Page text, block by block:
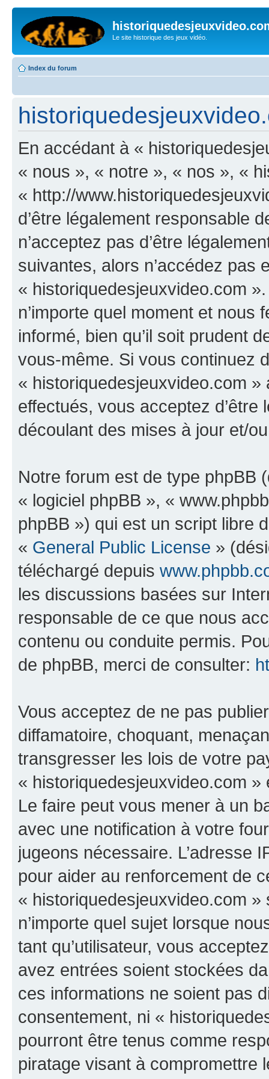
Le site historique des jeux vidéo.
Index du forum
En accédant à «
« nous », « notre », « nos », «
« http://
d’être légalement responsable
n’acceptez pas d’être
suivantes, alors n’accédez pas
« historiquedesjeuxvideo.com
n’importe quel moment et
informé, bien qu’il soit prudent
vous-même. Si vous continuez
« historiquedesjeuxvideo.com
effectués, vous acceptez
découlant des mises à jour et/
Notre forum est de type phpBB
« logiciel phpBB », «
phpBB ») qui est un script libre
« General Public License »
téléchargé depuis
les discussions basées sur
responsable de ce que nous
contenu ou conduite permis.
de phpBB, merci de consulter:
Vous acceptez de ne pas
diffamatoire, choquant,
transgresser les lois de votre
« historiquedesjeuxvideo.com
Le faire peut vous mener à un
avec une notification à votre
jugeons nécessaire. L’adresse
pour aider au renforcement de
« historiquedesjeuxvideo.com
n’importe quel sujet lorsque
tant qu’utilisateur, vous
avez entrées soient stockées
ces informations ne soient pas
consentement, ni «
pourront être tenus comme
piratage visant à compromettre